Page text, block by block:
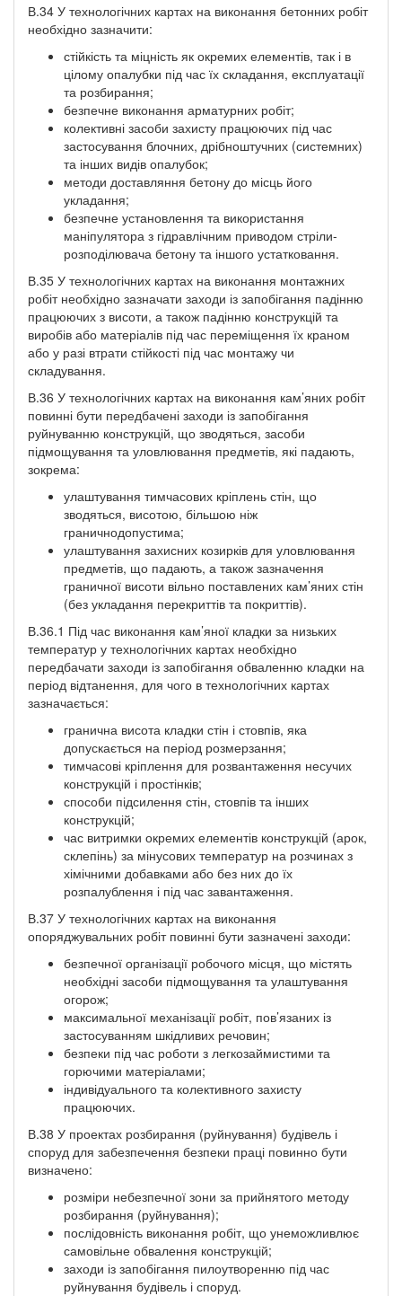
В.34 У технологічних картах на виконання бетонних робіт
необхідно зазначити:
стійкість та міцність як окремих елементів, так і в
цілому опалубки під час їх складання, експлуатації
та розбирання;
безпечне виконання арматурних робіт;
колективні засоби захисту працюючих під час
застосування блочних, дрібноштучних (системних)
та інших видів опалубок;
методи доставляння бетону до місць його
укладання;
безпечне установлення та використання
маніпулятора з гідравлічним приводом стріли-
розподілювача бетону та іншого устатковання.
В.35 У технологічних картах на виконання монтажних
робіт необхідно зазначати заходи із запобігання падінню
працюючих з висоти, а також падінню конструкцій та
виробів або матеріалів під час переміщення їх краном
або у разі втрати стійкості під час монтажу чи
складування.
В.36 У технологічних картах на виконання кам’яних робіт
повинні бути передбачені заходи із запобігання
руйнуванню конструкцій, що зводяться, засоби
підмощування та уловлювання предметів, які падають,
зокрема:
улаштування тимчасових кріплень стін, що
зводяться, висотою, більшою ніж
граничнодопустима;
улаштування захисних козирків для уловлювання
предметів, що падають, а також зазначення
граничної висоти вільно поставлених кам’яних стін
(без укладання перекриттів та покриттів).
В.36.1 Під час виконання кам’яної кладки за низьких
температур у технологічних картах необхідно
передбачати заходи із запобігання обваленню кладки на
період відтанення, для чого в технологічних картах
зазначається:
гранична висота кладки стін і стовпів, яка
допускається на період розмерзання;
тимчасові кріплення для розвантаження несучих
конструкцій і простінків;
способи підсилення стін, стовпів та інших
конструкцій;
час витримки окремих елементів конструкцій (арок,
склепінь) за мінусових температур на розчинах з
хімічними добавками або без них до їх
розпалублення і під час завантаження.
В.37 У технологічних картах на виконання
опоряджувальних робіт повинні бути зазначені заходи:
безпечної організації робочого місця, що містять
необхідні засоби підмощування та улаштування
огорож;
максимальної механізації робіт, пов’язаних із
застосуванням шкідливих речовин;
безпеки під час роботи з легкозаймистими та
горючими матеріалами;
індивідуального та колективного захисту
працюючих.
В.38 У проектах розбирання (руйнування) будівель і
споруд для забезпечення безпеки праці повинно бути
визначено:
розміри небезпечної зони за прийнятого методу
розбирання (руйнування);
послідовність виконання робіт, що унеможливлює
самовільне обвалення конструкцій;
заходи із запобігання пилоутворенню під час
руйнування будівель і споруд.